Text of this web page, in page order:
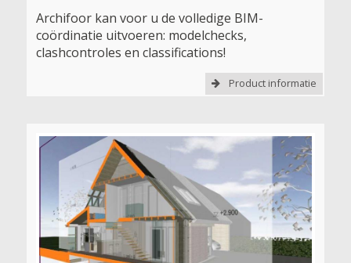
Archifoor kan voor u de volledige BIM-
coördinatie uitvoeren: modelchecks,
clashcontroles en classifications!
Product informatie